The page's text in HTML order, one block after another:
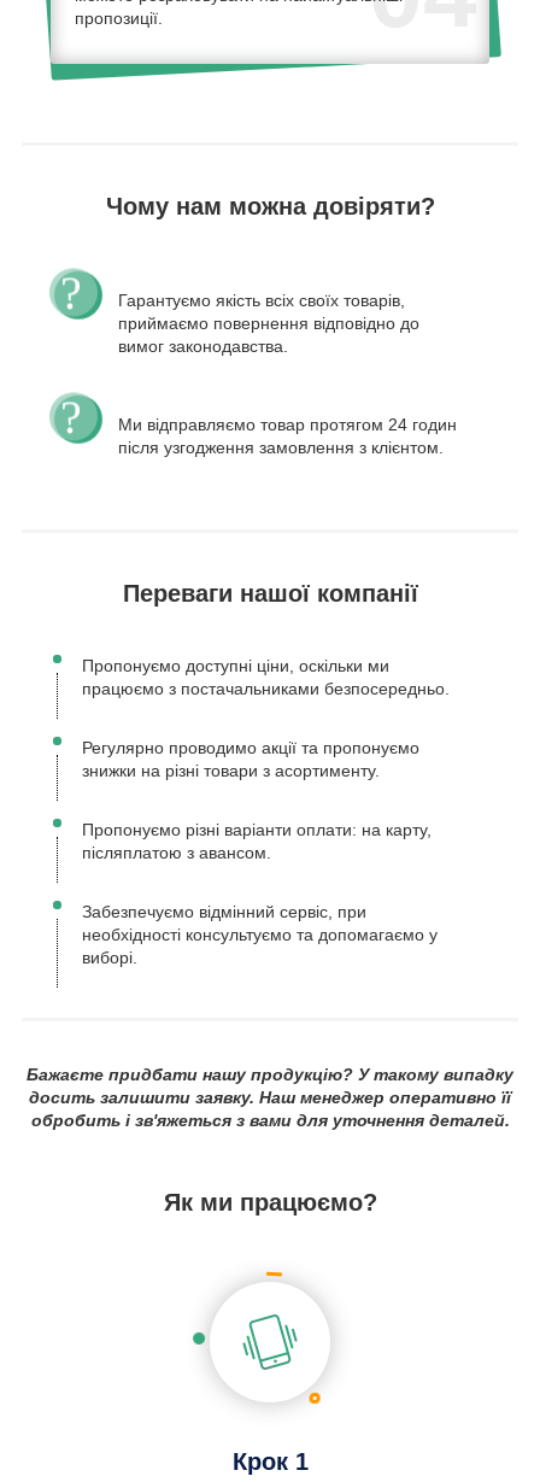
пропозиції.
Чому нам можна довіряти?
Гарантуємо якість всіх своїх товарів,
приймаємо повернення відповідно до
вимог законодавства.
Ми відправляємо товар протягом 24 годин
після узгодження замовлення з клієнтом.
Переваги нашої компанії
Пропонуємо доступні ціни, оскільки ми
працюємо з постачальниками безпосередньо.
Регулярно проводимо акції та пропонуємо
знижки на різні товари з асортименту.
Пропонуємо різні варіанти оплати: на карту,
післяплатою з авансом.
Забезпечуємо відмінний сервіс, при
необхідності консультуємо та допомагаємо у
виборі.
Бажаєте придбати нашу продукцію? У такому випадку
досить залишити заявку. Наш менеджер оперативно її
обробить і зв'яжеться з вами для уточнення деталей.
Як ми працюємо?
Крок 1